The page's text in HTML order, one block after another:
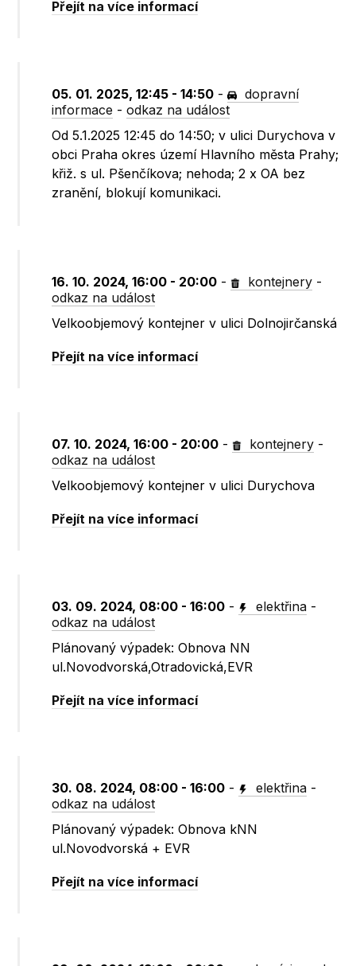
Přejít na více informací
05. 01. 2025, 12:45 - 14:50 -
dopravní
informace -odkaz na událost
Od 5.1.2025 12:45 do 14:50; v ulici Durychova v
obci Praha okres území Hlavního města Prahy;
křiž. s ul. Pšenčíkova; nehoda; 2 x OA bez
zranění, blokují komunikaci.
16. 10. 2024, 16:00 - 20:00 - kontejnery -
odkaz na událost
Velkoobjemový kontejner v ulici Dolnojirčanská
Přejít na více informací
07. 10. 2024, 16:00 - 20:00 - kontejnery -
odkaz na událost
Velkoobjemový kontejner v ulici Durychova
Přejít na více informací
03. 09. 2024, 08:00 - 16:00 - elektřina -
odkaz na událost
Plánovaný výpadek: Obnova NN
ul.Novodvorská,Otradovická,EVR
Přejít na více informací
30. 08. 2024, 08:00 - 16:00 - elektřina -
odkaz na událost
Plánovaný výpadek: Obnova kNN
ul.Novodvorská + EVR
Přejít na více informací